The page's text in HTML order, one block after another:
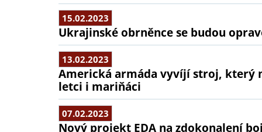
15.02.2023
Ukrajinské obrněnce se budou
13.02.2023
Americká armáda vyvíjí stroj, který
letci i mariňáci
07.02.2023
Nový projekt EDA na zdokonalení